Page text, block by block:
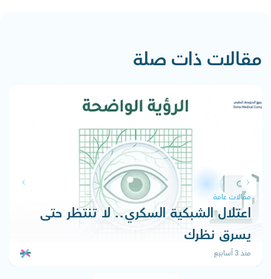
مقالات ذات صلة
تنتظر حتى
مقالات عامة
هل يمكن علاج التثدي عند